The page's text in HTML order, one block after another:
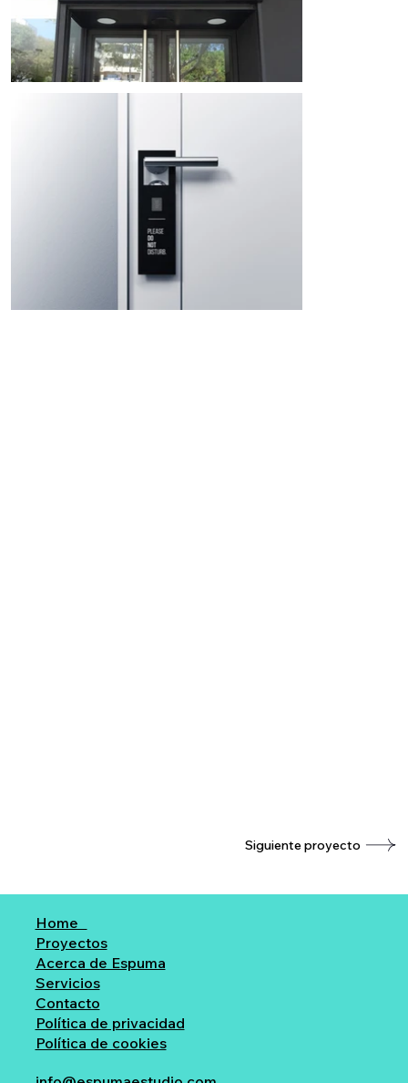
Siguiente proyecto
Home
Proyectos
Acerca de Espuma
Servicios
Contacto
Política de privacidad
Política de cookies